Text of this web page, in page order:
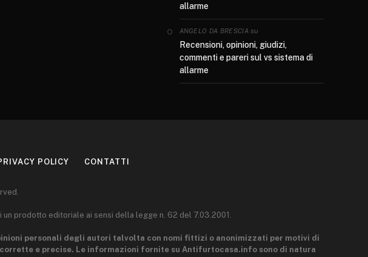
allarme
ANGELO DA BRESCIA su
Recensioni, opinioni, giudizi,
commenti e pareri sul vs sistema di
allarme
POLICY CONTATTI
prodotto editoriale ai sensi della legge n. 62 del 7.03.2001.
personali degli autori talvolta con nomi fittizi o anonimizzati per motivi di
e precise. Le informazioni fornite su Antifurtocasa.info sono di natura